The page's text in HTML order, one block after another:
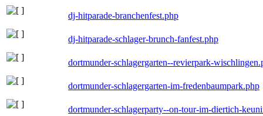
dj-hitparade-branchenfest.php
dj-hitparade-schlager-brunch-fanfest.php
dortmunder-schlagergarten--revierpark-
dortmunder-schlagergarten-im-fredenbaumpark.php
dortmunder-schlagerparty--on-tour-im-diertich-